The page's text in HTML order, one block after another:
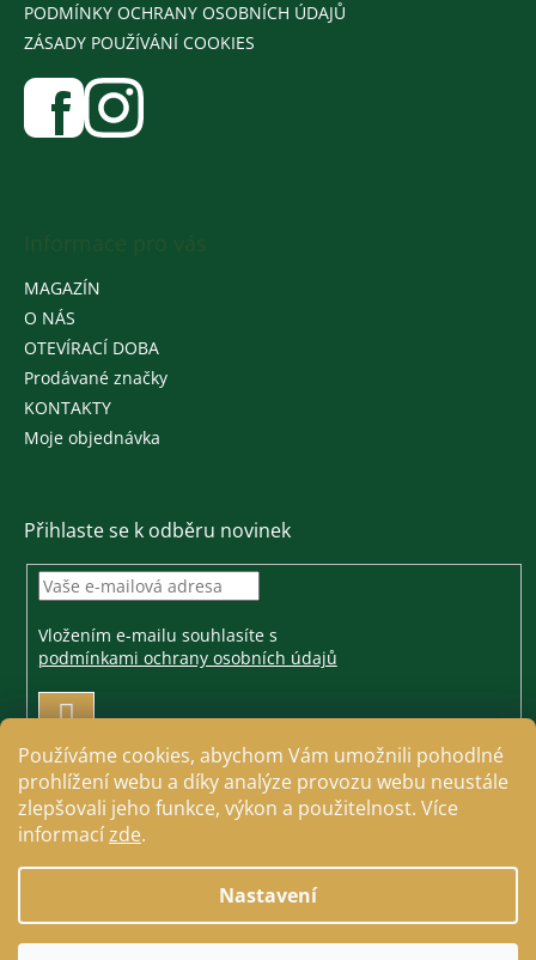
Používáme cookies, abychom Vám umožnili pohodlné
prohlížení webu a díky analýze provozu webu neustále
zlepšovali jeho funkce, výkon a použitelnost. Více
informacízde.
Nastavení
PODMÍNKY OCHRANY OSOBNÍCH ÚDAJŮ
ZÁSADY POUŽÍVÁNÍ COOKIES
MAGAZÍN
O NÁS
OTEVÍRACÍ DOBA
Prodávané značky
KONTAKTY
Moje objednávka
Přihlaste se k odběru novinek
Vložením e-mailu souhlasíte s
podmínkami ochrany osobních údajů
PŘIHLÁSIT